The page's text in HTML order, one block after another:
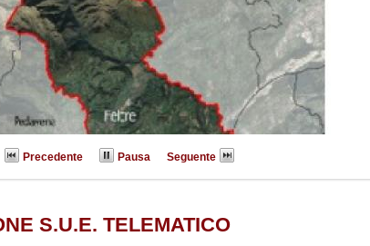
Precedente Pausa Seguente
S.U.E. TELEMATICO